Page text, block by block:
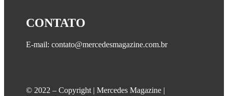
CONTATO
E-mail: contato@mercedesmagazine.com.br
©️ 2022 – Copyright | Mercedes Magazine |